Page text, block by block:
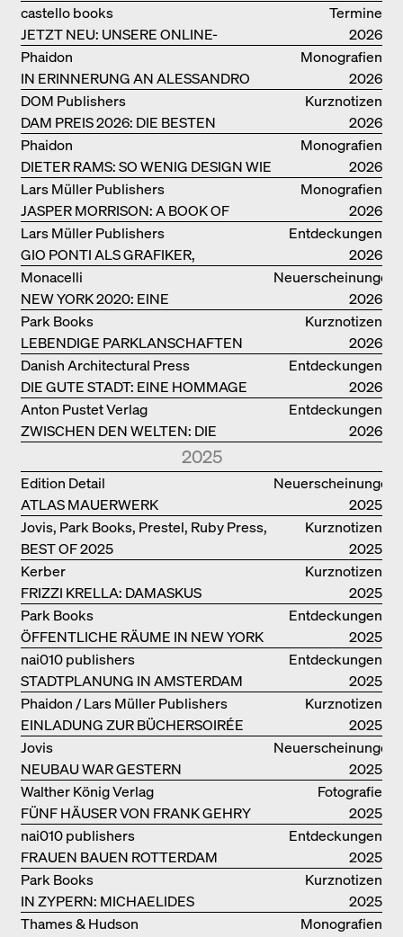
Termine
JETZT NEU: UNSERE ONLINE-
BUCHHANDLUNG
castello books
2026
Monografien
IN ERINNERUNG AN ALESSANDRO
MENDINI
Phaidon
2026
Kurznotizen
DAM PREIS 2026: DIE BESTEN
BAUTEN IN/AUS DEUTSCHLAND
DOM Publishers
2026
Monografien
DIETER RAMS: SO WENIG DESIGN WIE
MÖGLICH
Phaidon
2026
Monografien
JASPER MORRISON: A BOOK OF
THINGS
Lars Müller Publishers
2026
Entdeckungen
GIO PONTI ALS GRAFIKER,
ARCHITEKT, DESIGNER….
Lars Müller Publishers
2026
Neuerscheinungen
NEW YORK 2020: EINE
ENZYKLOPÄDIE DER ARCHITEKTUR
Monacelli
2026
Kurznotizen
LEBENDIGE PARKLANSCHAFTEN
Park Books
2026
Entdeckungen
DIE GUTE STADT: EINE HOMMAGE
DES MENSCHENFREUNDS JAN GEHL
Danish Architectural Press
2026
Entdeckungen
ZWISCHEN DEN WELTEN: DIE
POWER-ARCHITEKTIN ELIZABETH
SCHEU CLOSE
Anton Pustet Verlag
2026
2025
Neuerscheinungen
ATLAS MAUERWERK
Edition Detail
2025
Kurznotizen
BEST OF 2025
Jovis, Park Books, Prestel, Ruby Press,
Scheidegger Spiess, Steidl, Thames &
Hudson, Walther König
2025
Kurznotizen
FRIZZI KRELLA: DAMASKUS
Kerber
2025
Entdeckungen
ÖFFENTLICHE RÄUME IN NEW YORK
Park Books
2025
Entdeckungen
STADTPLANUNG IN AMSTERDAM
nai010 publishers
2025
Kurznotizen
EINLADUNG ZUR BÜCHERSOIRÉE
Phaidon / Lars Müller Publishers
2025
Neuerscheinungen
NEUBAU WAR GESTERN
Jovis
2025
Fotografie
FÜNF HÄUSER VON FRANK GEHRY
Walther König Verlag
2025
Entdeckungen
FRAUEN BAUEN ROTTERDAM
nai010 publishers
2025
Kurznotizen
IN ZYPERN: MICHAELIDES
RESIDENCE
Park Books
2025
Monografien
Thames & Hudson